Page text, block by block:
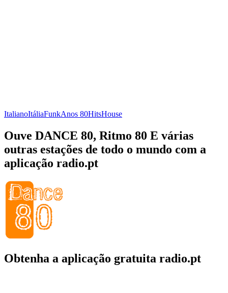
ItalianoItáliaFunkAnos 80HitsHouse
Ouve DANCE 80, Ritmo 80 E várias
outras estações de todo o mundo com a
aplicação radio.pt
Obtenha a aplicação gratuita radio.pt